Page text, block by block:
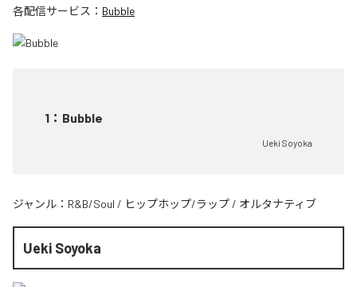
各配信サービス： Bubble
1 ： Bubble
Ueki Soyoka
ジャンル： R&B/Soul / ヒップホップ/ラップ / オルタナティブ
Ueki Soyoka